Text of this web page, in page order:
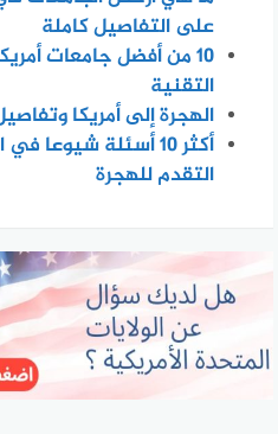
على التفاصيل كاملة
10 من أفضل جامعات
التقنية
الهجرة إلى أمريكا
أكثر 10 أسئلة شيوعا
التقدم للهجرة